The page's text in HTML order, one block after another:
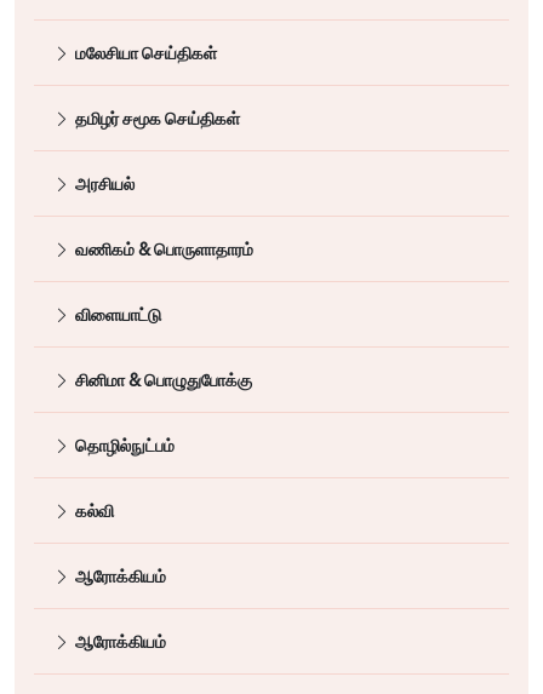
மலேசியா செய்திகள்
தமிழர் சமூக செய்திகள்
அரசியல்
வணிகம் & பொருளாதாரம்
விளையாட்டு
சினிமா & பொழுதுபோக்கு
தொழில்நுட்பம்
கல்வி
ஆரோக்கியம்
ஆரோக்கியம்